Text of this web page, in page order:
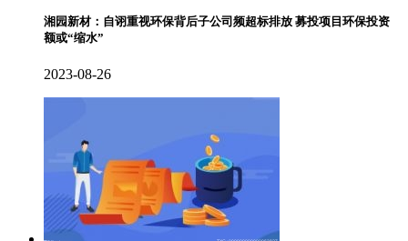
湘园新材：自诩重视环保背后子公司频超标排放 募投项目环保投资
额或“缩水”
2023-08-26